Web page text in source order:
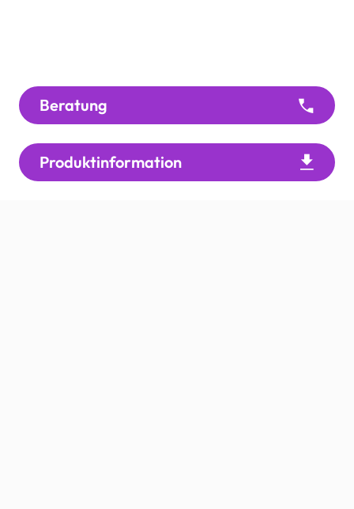
Beratung
Produktinformation